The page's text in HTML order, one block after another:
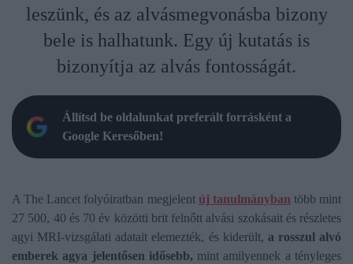
leszünk, és az alvásmegvonásba bizony
bele is halhatunk. Egy új kutatás is
bizonyítja az alvás fontosságát.
Állítsd be oldalunkat preferált forrásként a
Google Keresőben!
A The Lancet folyóiratban megjelent új tanulmányban több mint
27 500, 40 és 70 év közötti brit felnőtt alvási szokásait és részletes
agyi MRI-vizsgálati adatait elemezték, és kiderült, a rosszul alvó
emberek agya jelentősen idősebb, mint amilyennek a tényleges